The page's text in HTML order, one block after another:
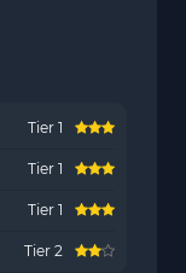
Tier 1
Tier 1
Tier 1
Tier 2